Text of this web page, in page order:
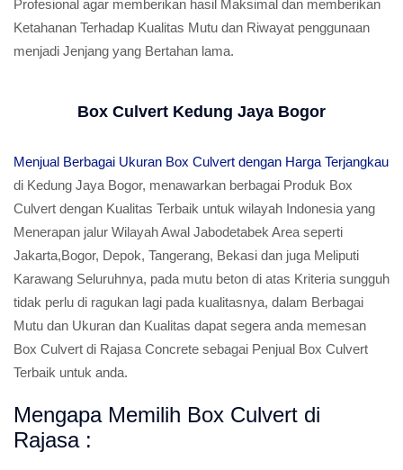
Profesional agar memberikan hasil Maksimal dan memberikan
Ketahanan Terhadap Kualitas Mutu dan Riwayat penggunaan
menjadi Jenjang yang Bertahan lama.
Box Culvert Kedung Jaya Bogor
Menjual Berbagai Ukuran Box Culvert dengan Harga Terjangkau
di Kedung Jaya Bogor, menawarkan berbagai Produk Box
Culvert dengan Kualitas Terbaik untuk wilayah Indonesia yang
Menerapan jalur Wilayah Awal Jabodetabek Area seperti
Jakarta,Bogor, Depok, Tangerang, Bekasi dan juga Meliputi
Karawang Seluruhnya, pada mutu beton di atas Kriteria sungguh
tidak perlu di ragukan lagi pada kualitasnya, dalam Berbagai
Mutu dan Ukuran dan Kualitas dapat segera anda memesan
Box Culvert di Rajasa Concrete sebagai Penjual Box Culvert
Terbaik untuk anda.
Mengapa Memilih Box Culvert di
Rajasa :